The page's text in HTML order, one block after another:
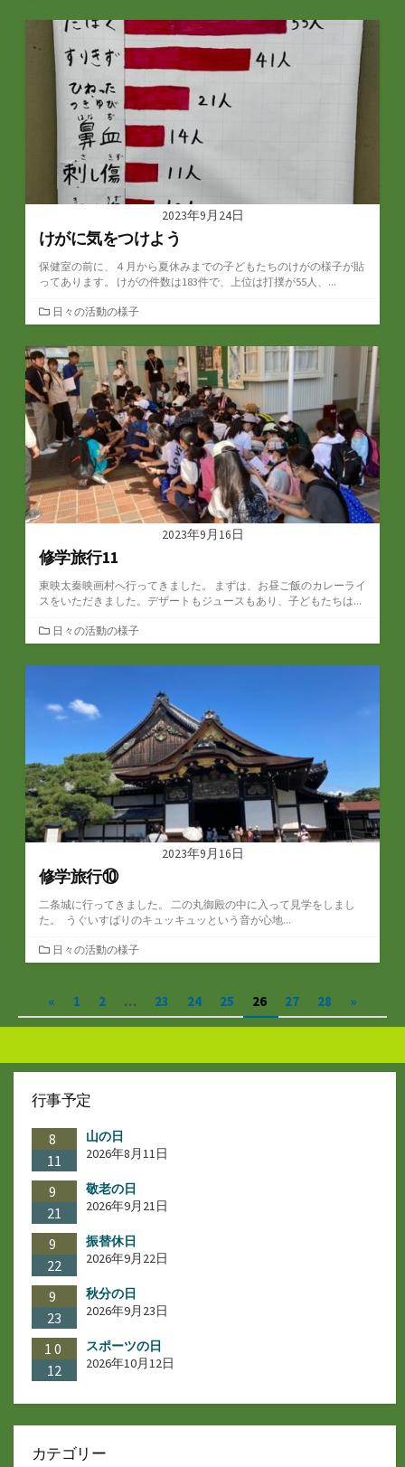
ゴ
リ
ー
2023年9月24日
けがに気をつけよう
保健室の前に、４月から夏休みまでの子どもたちのけがの様子が貼
ってあります。 けがの件数は183件で、上位は打撲が55人、...
カ
テ
ゴ
リ
ー
日々の活動の様子
2023年9月16日
修学旅行11
東映太秦映画村へ行ってきました。 まずは、お昼ご飯のカレーライ
スをいただきました。デザートもジュースもあり、子どもたちは...
カ
テ
ゴ
日々の活動の様子
2023年9月16日
修学旅行⑩
二条城に行ってきました。 二の丸御殿の中に入って見学をしまし
た。 うぐいすばりのキュッキュッという音が心地...
カ
テ
リ
ー
日々の活動の様子
稿
ー
送
り
« 1 2 … 23 24 25 26 27 28 »
行事予定
8
11
山の日
2026年8月11日
9
21
敬老の日
2026年9月21日
9
22
振替休日
2026年9月22日
9
23
秋分の日
2026年9月23日
10
12
スポーツの日
2026年10月12日
カテゴリー